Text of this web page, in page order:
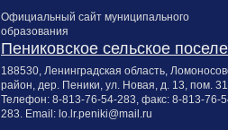
Официальный сайт муниципального
образования
Пениковское сельское
188530, Ленинградская область,
район, дер. Пеники, ул. Новая, д. 13, пом. 31
Телефон: 8-813-76-54-283 , факс: 8-813-76-
283 . Email: lo.lr.peniki@mail.ru